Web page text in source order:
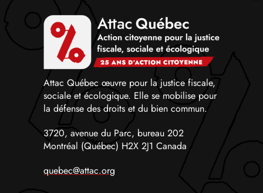
Attac Québec œuvre pour la justice fiscale,
sociale et écologique. Elle se mobilise pour
la défense des droits et du bien commun.
3720, avenue du Parc, bureau 202
Montréal (Québec) H2X 2J1 Canada
quebec@attac.org